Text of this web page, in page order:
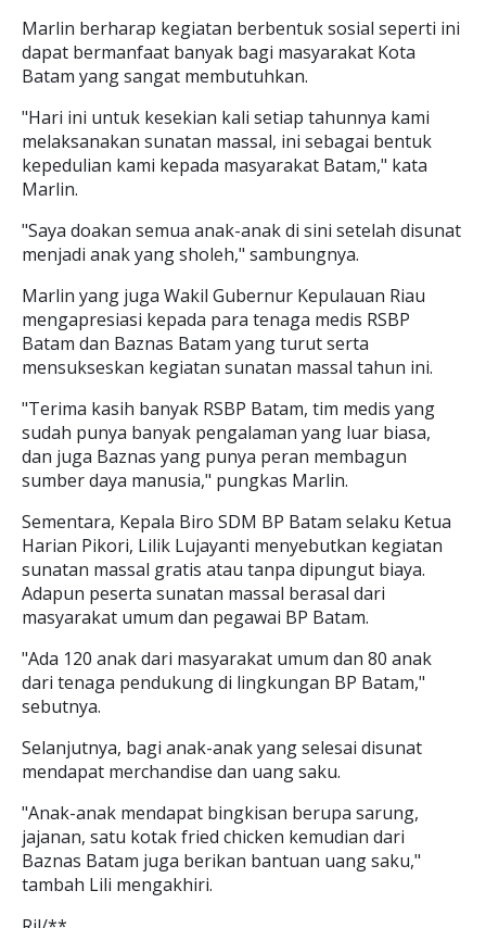
Marlin berharap kegiatan berbentuk sosial seperti ini
dapat bermanfaat banyak bagi masyarakat Kota
Batam yang sangat membutuhkan.
"Hari ini untuk kesekian kali setiap tahunnya kami
melaksanakan sunatan massal, ini sebagai bentuk
kepedulian kami kepada masyarakat Batam," kata
Marlin.
"Saya doakan semua anak-anak di sini setelah disunat
menjadi anak yang sholeh," sambungnya.
Marlin yang juga Wakil Gubernur Kepulauan Riau
mengapresiasi kepada para tenaga medis RSBP
Batam dan Baznas Batam yang turut serta
mensukseskan kegiatan sunatan massal tahun ini.
"Terima kasih banyak RSBP Batam, tim medis yang
sudah punya banyak pengalaman yang luar biasa,
dan juga Baznas yang punya peran membagun
sumber daya manusia," pungkas Marlin.
Sementara, Kepala Biro SDM BP Batam selaku Ketua
Harian Pikori, Lilik Lujayanti menyebutkan kegiatan
sunatan massal gratis atau tanpa dipungut biaya.
Adapun peserta sunatan massal berasal dari
masyarakat umum dan pegawai BP Batam.
"Ada 120 anak dari masyarakat umum dan 80 anak
dari tenaga pendukung di lingkungan BP Batam,"
sebutnya.
Selanjutnya, bagi anak-anak yang selesai disunat
mendapat merchandise dan uang saku.
"Anak-anak mendapat bingkisan berupa sarung,
jajanan, satu kotak fried chicken kemudian dari
Baznas Batam juga berikan bantuan uang saku,"
tambah Lili mengakhiri.